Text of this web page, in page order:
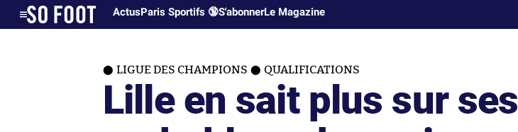
ActusParis Sportifs 🔞S'abonnerLe Magazine
LIGUE DES CHAMPIONS QUALIFICATIONS
Lille en sait plus sur ses